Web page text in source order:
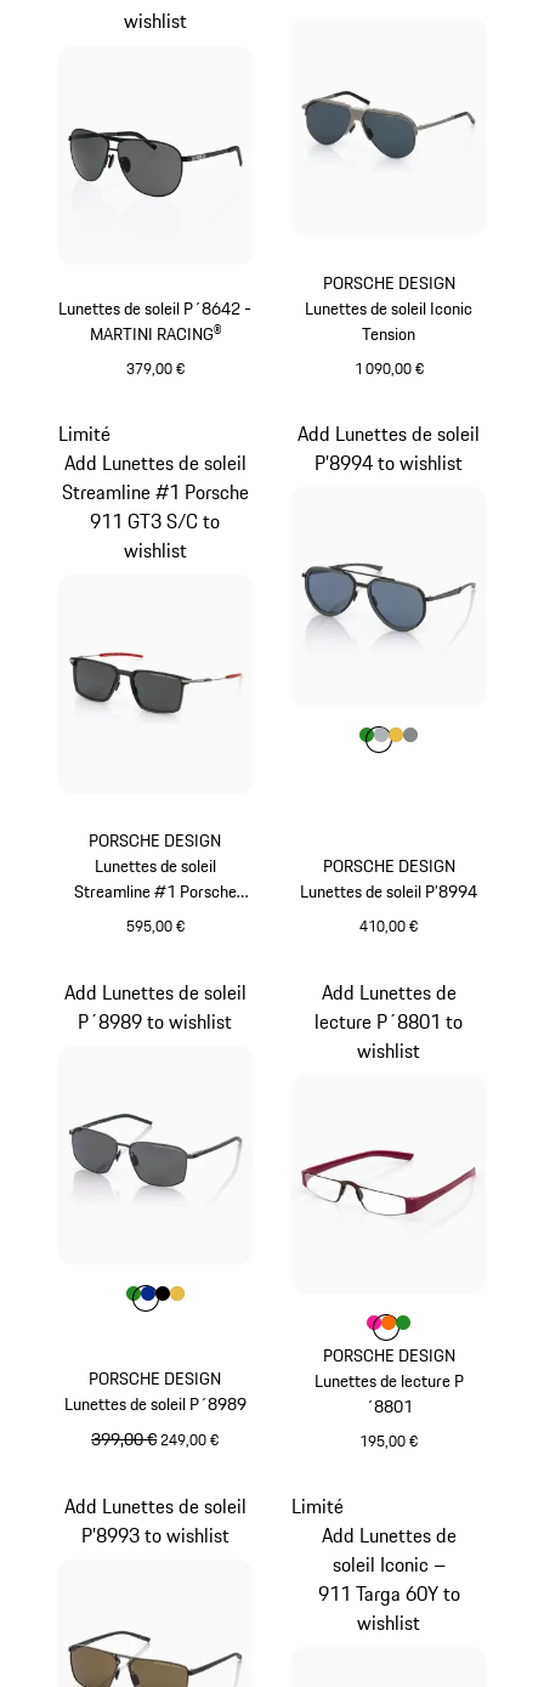
Lunettes de soleil P´8642 -
MARTINI RACING®
379,00 €
wishlist
PORSCHE DESIGN
Lunettes de soleil Iconic
Tension
1 090,00 €
PORSCHE DESIGN
Lunettes de soleil
Streamline #1 Porsche
911 GT3 S/C
595,00 €
Limité
Add Lunettes de soleil
Streamline #1 Porsche
911 GT3 S/C to
wishlist
PORSCHE DESIGN
Lunettes de soleil P’8994
410,00 €
Add Lunettes de soleil
P’8994 to wishlist
Couleur
Couleur
Couleur
Couleur
Couleur
PORSCHE DESIGN
Lunettes de soleil P´8989
prix initial
399,00 €prix de vente
249,00 €
Add Lunettes de soleil
P´8989 to wishlist
Couleur
Couleur
Couleur
Couleur
Couleur
PORSCHE DESIGN
Lunettes de lecture P
´8801
195,00 €
Add Lunettes de
lecture P´8801 to
wishlist
Couleur
Couleur
Couleur
Couleur
Add Lunettes de soleil
P’8993 to wishlist
Limité
Add Lunettes de
soleil Iconic –
911 Targa 60Y to
wishlist